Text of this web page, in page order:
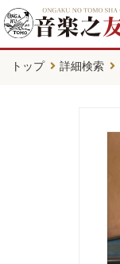
トップ 詳細検索